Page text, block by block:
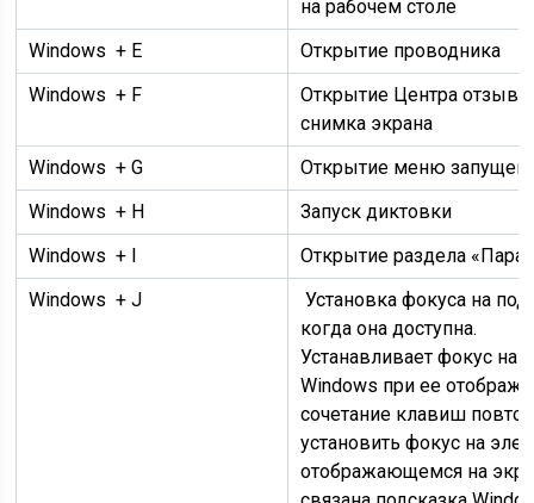
на рабочем столе
Windows + E
Открытие проводника
Windows + F
Открытие Центра
снимка экрана
Windows + G
Открытие меню
Windows + H
Запуск диктовки
Windows + I
Открытие раздела
Windows + J
Установка фокуса на
когда она доступна.
Устанавливает фокус на
Windows при ее
сочетание клавиш
установить фокус на
отображающемся на